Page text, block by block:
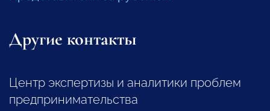
Другие контакты
Центр экспертизы и аналитики проблем
предпринимательства